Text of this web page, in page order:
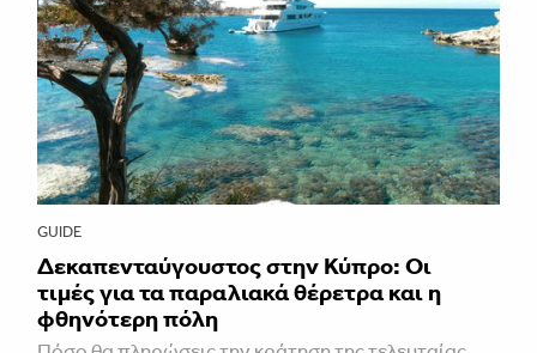
GUIDE
Δεκαπενταύγουστος στην Κύπρο: Οι
τιμές για τα παραλιακά θέρετρα και η
φθηνότερη πόλη